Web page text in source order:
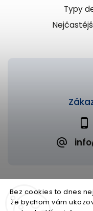
Bez cookies to dnes
že bychom vám
Typy